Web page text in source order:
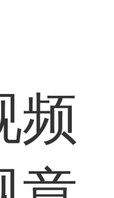
频